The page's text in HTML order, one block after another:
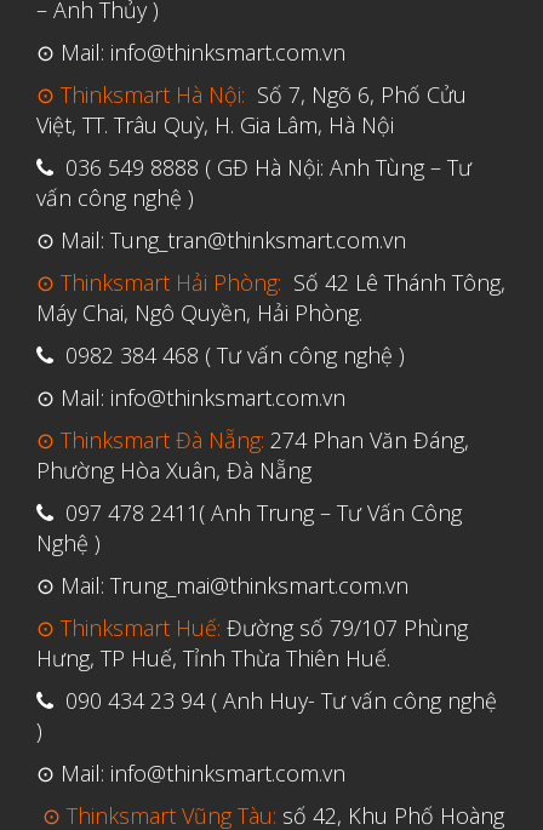
Tháng Mười Hai 2021
Tháng Mười Một 2021
Tháng Chín 2021
Tháng Tám 2021
Tháng Bảy 2021
Tháng Sáu 2021
Tháng Năm 2021
Tháng Tư 2021
Tháng Ba 2021
Tháng Một 2021
Tháng Mười 2020
Tháng Chín 2020
Tháng Bảy 2020
Tháng Sáu 2020
– Anh Thủy )
⊙ Mail: info@thinksmart.com.vn
⊙ Thinksmart Hà Nội: Số 7, Ngõ 6, Phố Cửu
Việt, TT. Trâu Quỳ, H. Gia Lâm, Hà Nội
036 549 8888 ( GĐ Hà Nội: Anh Tùng – Tư
vấn công nghệ )
⊙ Mail: Tung_tran@thinksmart.com.vn
⊙ Thinksmart Hải Phòng: Số 42 Lê Thánh Tông,
Máy Chai, Ngô Quyền, Hải Phòng.
0982 384 468 ( Tư vấn công nghệ )
⊙ Mail: info@thinksmart.com.vn
⊙ Thinksmart Đà Nẵng: 274 Phan Văn Đáng,
Phường Hòa Xuân, Đà Nẵng
097 478 2411( Anh Trung – Tư Vấn Công
Nghệ )
⊙ Mail: Trung_mai@thinksmart.com.vn
⊙ Thinksmart Huế: Đường số 79/107 Phùng
Hưng, TP Huế, Tỉnh Thừa Thiên Huế.
090 434 23 94 ( Anh Huy- Tư vấn công nghệ
)
⊙ Mail: info@thinksmart.com.vn
⊙ Thinksmart Vũng Tàu: số 42, Khu Phố Hoàng